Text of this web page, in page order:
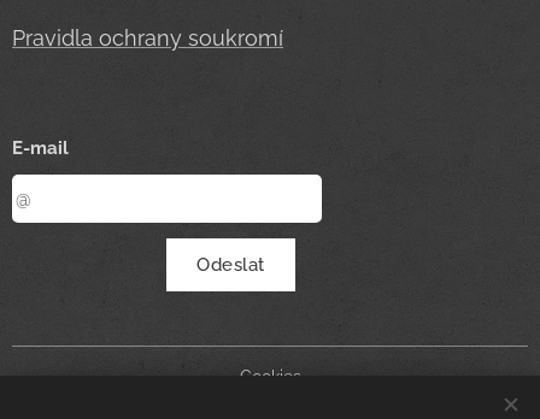
Pravidla ochrany soukromí
E-mail
Odeslat
Cookies